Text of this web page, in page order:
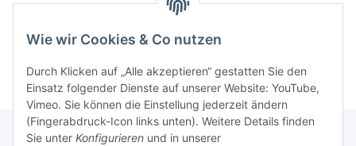
Wie wir Cookies & Co nutzen
Durch Klicken auf „Alle akzeptieren“ gestatten Sie den
Einsatz folgender Dienste auf unserer Website: YouTube,
Vimeo. Sie können die Einstellung jederzeit ändern
(Fingerabdruck-Icon links unten). Weitere Details finden
Sie unter Konfigurieren und in unserer
Editierbar im Admin-Backend unter Inhalte -> AGB/WRB.